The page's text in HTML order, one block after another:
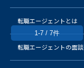
1-7 / 7件
転職エージェントとは
転職エージェントの面談